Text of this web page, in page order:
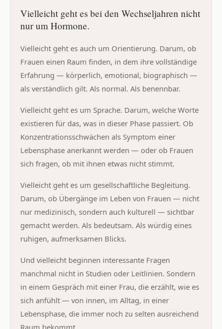
Vielleicht geht es bei den Wechseljahren nicht
nur um Hormone.
Vielleicht geht es auch um Orientierung. Darum, ob
Frauen einen Raum finden, in dem ihre vollständige
Erfahrung — körperlich, emotional, biographisch —
als verständlich gilt. Als normal. Als benennbar.
Vielleicht geht es um Sprache. Darum, welche Worte
existieren für das, was in dieser Phase passiert. Ob
Konzentrationsschwächen als Symptom einer
Lebensphase anerkannt werden — oder ob Frauen
sich fragen, ob mit ihnen etwas nicht stimmt.
Vielleicht geht es um gesellschaftliche Begleitung.
Darum, ob Übergänge im Leben von Frauen — nicht
nur medizinisch, sondern auch kulturell — sichtbar
gemacht werden. Als bedeutsam. Als würdig eines
ruhigen, aufmerksamen Blicks.
Und vielleicht beginnen interessante Fragen
manchmal nicht in Studien oder Leitlinien. Sondern
in einem Gespräch mit einer Frau, die erzählt, wie es
sich anfühlt — von innen, im Alltag, in einer
Lebensphase, die immer noch zu selten ausreichend